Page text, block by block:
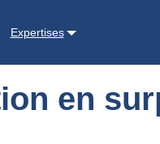
Expertises
en